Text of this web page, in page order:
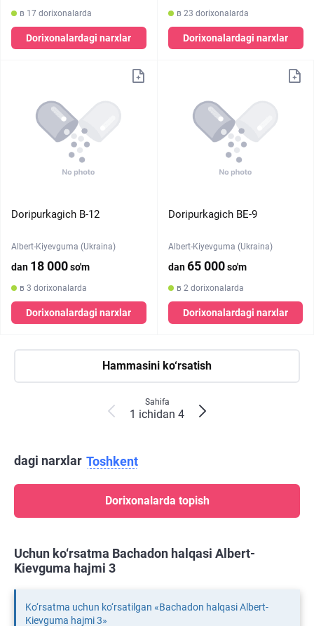
в 17 dorixonalarda
Dorixonalardagi narxlar
в 23 dorixonalarda
Dorixonalardagi narxlar
Doripurkagich B-12
Albert-Kiyevguma (Ukraina)
dan 18 000so'm
в 3 dorixonalarda
Dorixonalardagi narxlar
Doripurkagich BE-9
Albert-Kiyevguma (Ukraina)
dan65 000so'm
в 2 dorixonalarda
Dorixonalardagi narxlar
Hammasini ko‘rsatish
Sahifa
1 ichidan 4
dagi narxlar Toshkent
Dorixonalarda topish
Uchun ko‘rsatma Bachadon halqasi Albert-
Kievguma hajmi 3
Ko‘rsatma uchun ko‘rsatilgan «Bachadon halqasi Albert-
Kievguma hajmi 3»